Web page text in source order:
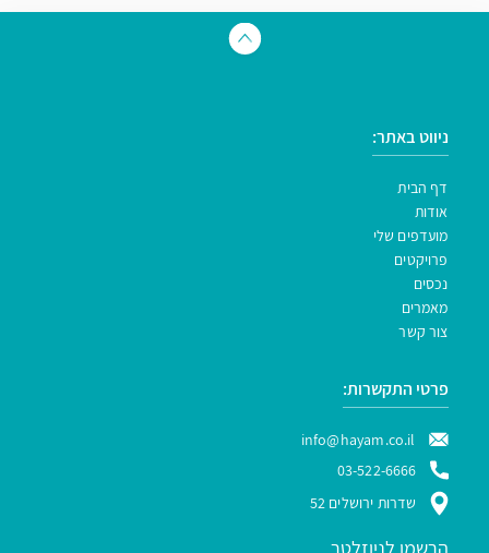
ניווט באתר:
דף הבית
אודות
מועדפים שלי
פרויקטים
נכסים
מאמרים
צור קשר
פרטי התקשרות:
info@hayam.co.il
03-522-6666
שדרות ירושלים 52